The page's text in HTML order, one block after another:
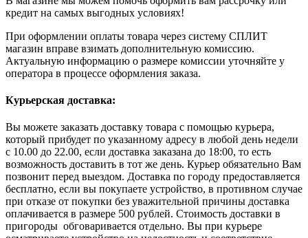
кредит на самых выгодных условиях!
При оформлении оплаты товара через систему СПЛИТ
магазин вправе взимать дополнительную комиссию.
Актуальную информацию о размере комиссии уточняйте у
оператора в процессе оформления заказа.
Курьерская доставка:
Вы можете заказать доставку товара с помощью курьера,
который прибудет по указанному адресу в любой день недели
с 10.00 до 22.00, если доставка заказана до 18:00, то есть
возможность доставить в тот же день. Курьер обязательно Вам
позвонит перед выездом. Доставка по городу предоставляется
бесплатно, если вы покупаете устройство, в противном случае
при отказе от покупки без уважительной причины доставка
оплачивается в размере 500 рублей. Стоимость доставки в
пригороды обговаривается отдельно. Вы при курьере